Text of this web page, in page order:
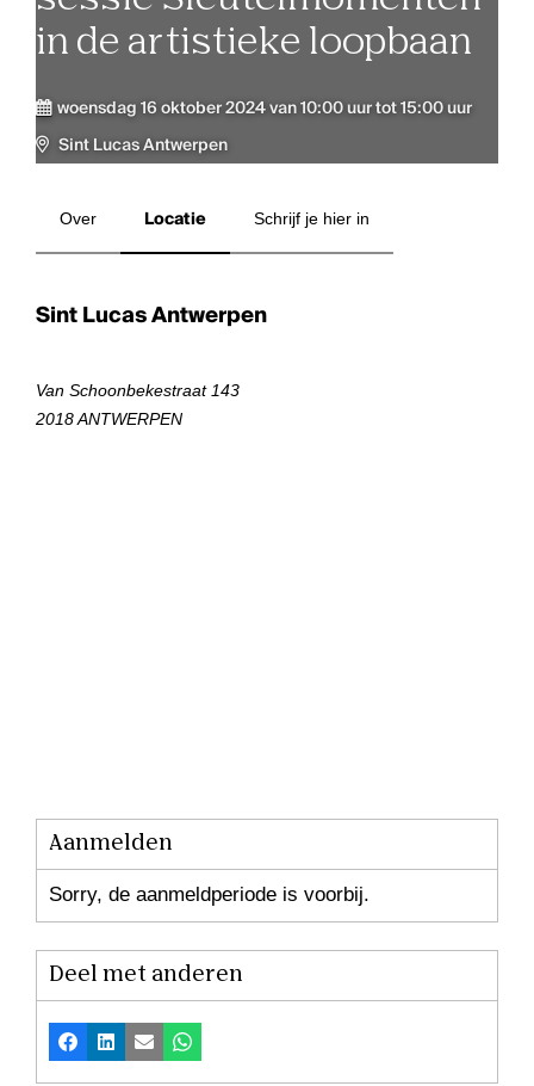
in de artistieke loopbaan
woensdag 16 oktober 2024 van 10:00 uur tot 15:00 uur
Sint Lucas Antwerpen
Over Locatie Schrijf je hier in
Sint Lucas Antwerpen
Van Schoonbekestraat 143
2018 ANTWERPEN
Aanmelden
Sorry, de aanmeldperiode is voorbij.
Deel met anderen
Facebook
LinkedInE-mailWhatsapp